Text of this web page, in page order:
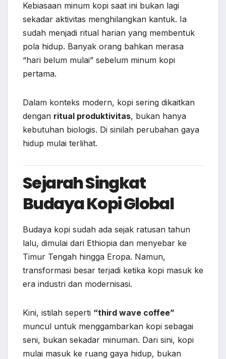
Kebiasaan minum kopi saat ini bukan lagi
sekadar aktivitas menghilangkan kantuk. Ia
sudah menjadi ritual harian yang membentuk
pola hidup. Banyak orang bahkan merasa
“hari belum mulai” sebelum minum kopi
pertama.
Dalam konteks modern, kopi sering dikaitkan
dengan ritual produktivitas, bukan hanya
kebutuhan biologis. Di sinilah perubahan gaya
hidup mulai terlihat.
Sejarah Singkat
Budaya Kopi Global
Budaya kopi sudah ada sejak ratusan tahun
lalu, dimulai dari Ethiopia dan menyebar ke
Timur Tengah hingga Eropa. Namun,
transformasi besar terjadi ketika kopi masuk ke
era industri dan modernisasi.
Kini, istilah seperti “third wave coffee”
muncul untuk menggambarkan kopi sebagai
seni, bukan sekadar minuman. Dari sini, kopi
mulai masuk ke ruang gaya hidup, bukan